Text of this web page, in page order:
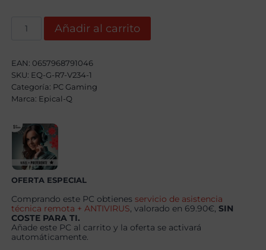
AMD
Ryzen
7
9800X3D,
32GB,
NVME,
RTX
5070Ti
Windows
11
Pro
Añadir al carrito
EAN: 0657968791046
SKU: EQ-G-R7-V234-1
Categoría: PC Gaming
Marca: Epical-Q
OFERTA ESPECIAL
Comprando este PC obtienes servicio de asistencia
técnica remota + ANTIVIRUS , valorado en 69.90€,SIN
COSTE PARA TI.
Añade este PC al carrito y la oferta se activará
automáticamente.